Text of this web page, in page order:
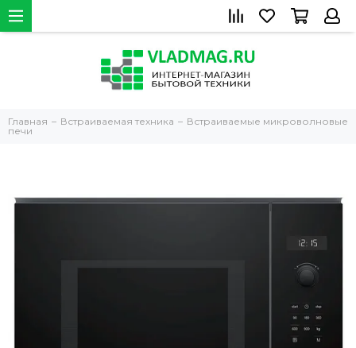
Главная Встраиваемая техника
Встраиваемые микроволновые
печи